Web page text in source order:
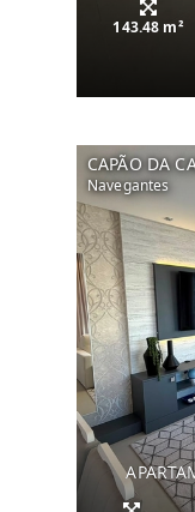
143.48 m²
CAPÃO DA
Navegantes